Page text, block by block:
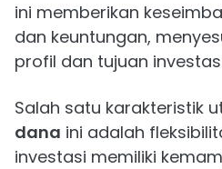
ini memberikan
dan keuntungan,
profil dan tujuan
Salah satu karakteristik
dana ini adalah
investasi memiliki